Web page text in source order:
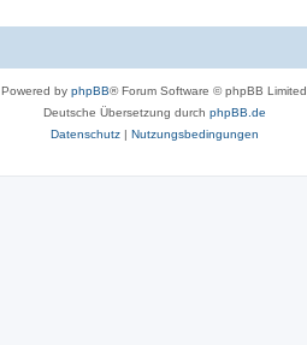
Powered by phpBB® Forum Software © phpBB Limited
Deutsche Übersetzung durch phpBB.de
Datenschutz| Nutzungsbedingungen